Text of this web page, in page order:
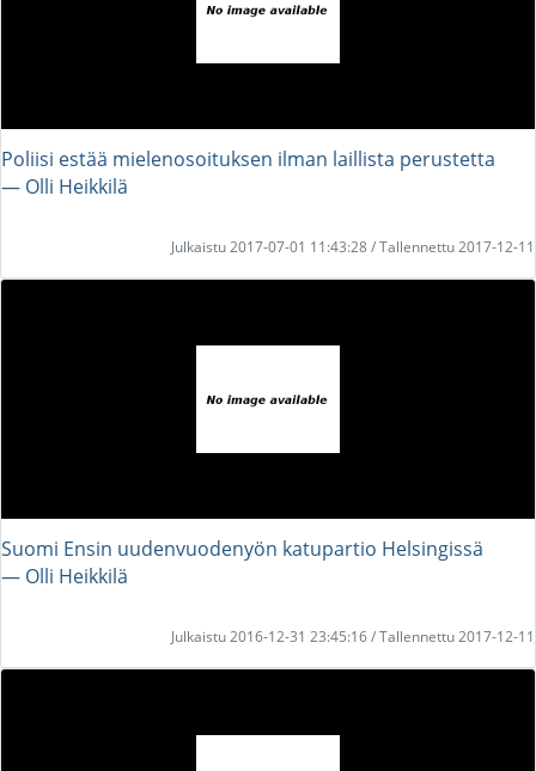
Poliisi estää mielenosoituksen ilman laillista perustetta
― Olli Heikkilä
Julkaistu 2017-07-01 11:43:28 / Tallennettu 2017-12-11
Suomi Ensin uudenvuodenyön katupartio Helsingissä
― Olli Heikkilä
Julkaistu 2016-12-31 23:45:16 / Tallennettu 2017-12-11